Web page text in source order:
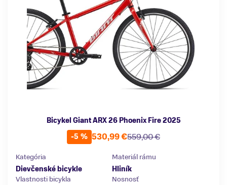
Bicykel Giant ARX 26 Phoenix Fire 2025
-5 %
559,00 €
530,99 €
Kategória
Dievčenské bicykle
Materiál rámu
Hliník
Vlastnosti bicykla
Nosnosť